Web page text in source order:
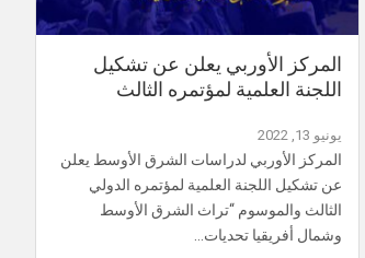
المركز الأوربي يعلن عن تشكيل
اللجنة العلمية لمؤتمره الثالث
يونيو 13, 2022
المركز الأوربي لدراسات الشرق الأوسط يعلن
عن تشكيل اللجنة العلمية لمؤتمره الدولي
الثالث والموسوم “تراث الشرق الأوسط
وشمال أفريقيا تحديات…